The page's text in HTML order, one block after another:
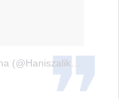
A Post Shared By Hanis Zalikha (@haniszalikha)